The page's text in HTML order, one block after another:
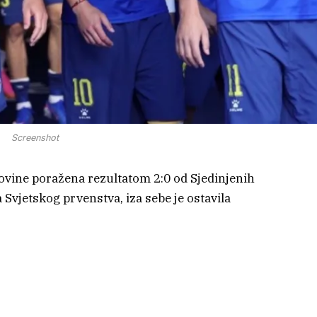
Screenshot
poražena rezultatom 2:0 od Sjedinjenih
prvenstva, iza sebe je ostavila